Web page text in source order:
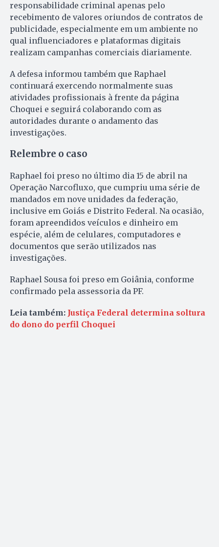
responsabilidade criminal apenas pelo
recebimento de valores oriundos de contratos de
publicidade, especialmente em um ambiente no
qual influenciadores e plataformas digitais
realizam campanhas comerciais diariamente.
A defesa informou também que Raphael
continuará exercendo normalmente suas
atividades profissionais à frente da página
Choquei e seguirá colaborando com as
autoridades durante o andamento das
investigações.
Relembre o caso
Raphael foi preso no último dia 15 de abril na
Operação Narcofluxo, que cumpriu uma série de
mandados em nove unidades da federação,
inclusive em Goiás e Distrito Federal. Na ocasião,
foram apreendidos veículos e dinheiro em
espécie, além de celulares, computadores e
documentos que serão utilizados nas
investigações.
Raphael Sousa foi preso em Goiânia, conforme
confirmado pela assessoria da PF.
Leia também: Justiça Federal determina soltura
do dono do perfil Choquei